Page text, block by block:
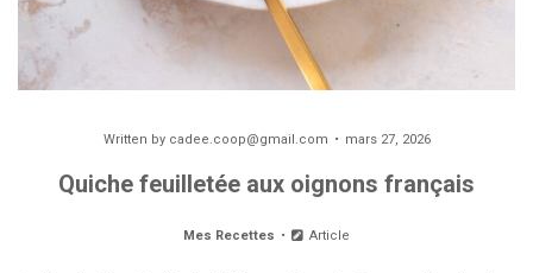
Written by cadee.coop@gmail.com mars 27, 2026
Quiche feuilletée aux oignons français
Mes Recettes Article